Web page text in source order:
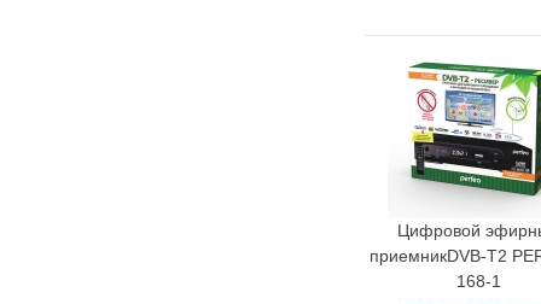
Цифровой
приемникDVB-T2
168-1